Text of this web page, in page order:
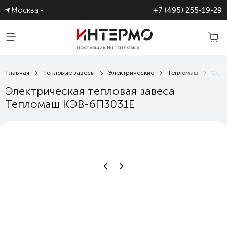
Москва +7 (495) 255-19-29
ПОСТАВЩИК №1 ТЕПЛОВЫХ
ЗАВЕС
Главная Тепловые завесы Электрические Тепломаш
Электрическая тепловая завеса
Тепломаш КЭВ-6П3031Е